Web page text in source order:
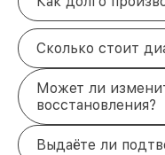
Сколько стоит
Может ли
восстановления?
Выдаёте ли